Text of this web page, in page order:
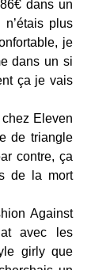
dans un
plus
je
dans un si
ça je vais
chez Eleven
de triangle
contre, ça
de la mort
Against
avec les
girly que